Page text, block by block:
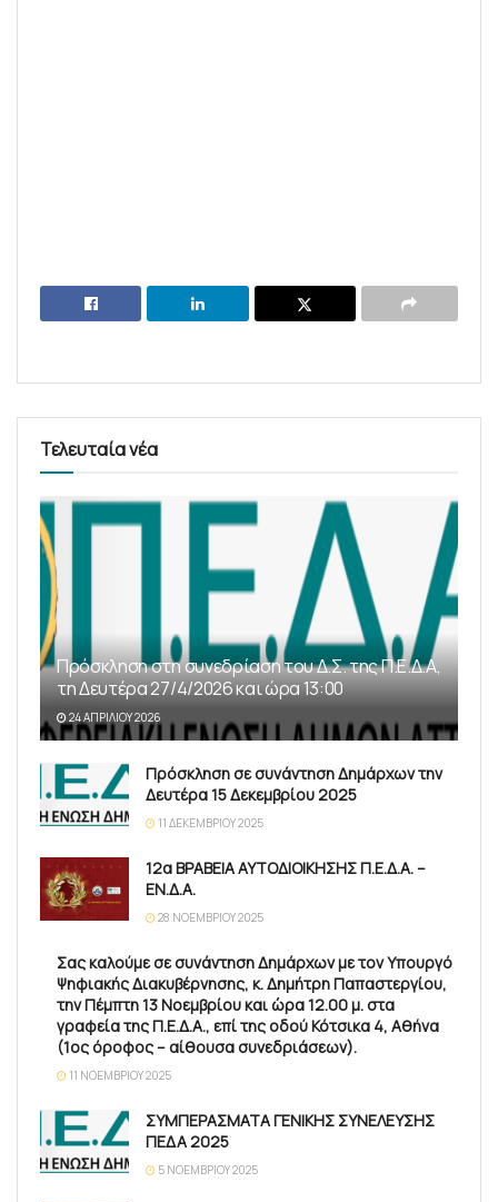
Τελευταία νέα
Πρόσκληση στη συνεδρίαση του Δ.Σ. της Π.Ε.Δ.Α,
τη Δευτέρα 27/4/2026 και ώρα 13:00
24 ΑΠΡΙΛΊΟΥ 2026
Πρόσκληση σε συνάντηση Δημάρχων την
Δευτέρα 15 Δεκεμβρίου 2025
11 ΔΕΚΕΜΒΡΊΟΥ 2025
12α ΒΡΑΒΕΙΑ ΑΥΤΟΔΙΟΙΚΗΣΗΣ Π.Ε.Δ.Α. –
ΕΝ.Δ.Α.
28 ΝΟΕΜΒΡΊΟΥ 2025
Σας καλούμε σε συνάντηση Δημάρχων με τον Υπουργό
Ψηφιακής Διακυβέρνησης, κ. Δημήτρη Παπαστεργίου,
την Πέμπτη 13 Νοεμβρίου και ώρα 12.00 μ. στα
γραφεία της Π.Ε.Δ.Α., επί της οδού Κότσικα 4, Αθήνα
(1ος όροφος – αίθουσα συνεδριάσεων).
11 ΝΟΕΜΒΡΊΟΥ 2025
ΣΥΜΠΕΡΑΣΜΑΤΑ ΓΕΝΙΚΗΣ ΣΥΝΕΛΕΥΣΗΣ
ΠΕΔΑ 2025
5 ΝΟΕΜΒΡΊΟΥ 2025